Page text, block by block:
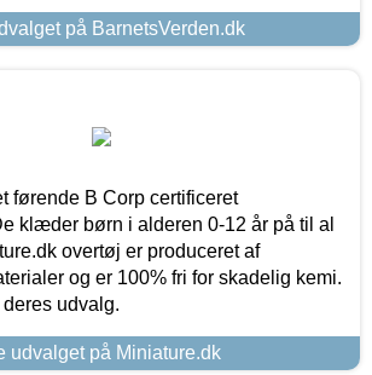
på BarnetsVerden.dk
førende B Corp certificeret
klæder børn i alderen 0-12 år på til al
overtøj er produceret af
og er 100% fri for skadelig kemi.
udvalg.
udvalget på Miniature.dk